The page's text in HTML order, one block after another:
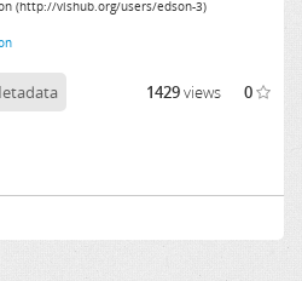
(http://vishub.org/users/edson-3)
1429views 0